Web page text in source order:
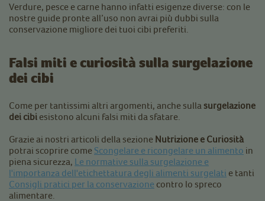
Verdure, pesce e carne hanno infatti esigenze diverse: con le
nostre guide pronte all’uso non avrai più dubbi sulla
conservazione migliore dei tuoi cibi preferiti.
Falsi miti e curiosità sulla surgelazione
dei cibi
Come per tantissimi altri argomenti, anche sulla surgelazione
dei cibi esistono alcuni falsi miti da sfatare.
Grazie ai nostri articoli della sezione Nutrizione e Curiosità
potrai scoprire come Scongelare e ricongelare un alimento in
piena sicurezza, Le normative sulla surgelazione e
l'importanza dell'etichettatura degli alimenti surgelati e tanti
Consigli pratici per la conservazione contro lo spreco
alimentare.